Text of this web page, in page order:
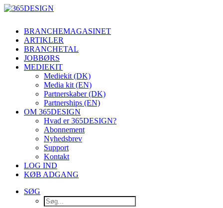
BRANCHEMAGASINET
ARTIKLER
BRANCHETAL
JOBBØRS
MEDIEKIT
Mediekit (DK)
Media kit (EN)
Partnerskaber (DK)
Partnerships (EN)
OM 365DESIGN
Hvad er 365DESIGN?
Abonnement
Nyhedsbrev
Support
Kontakt
LOG IND
KØB ADGANG
SØG